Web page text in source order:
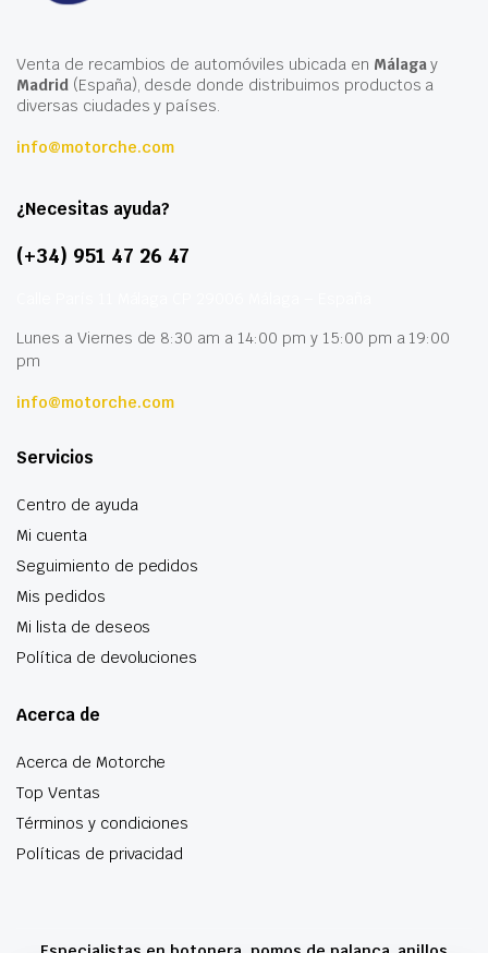
Venta de recambios de automóviles ubicada en Málagay
Madrid(España), desde donde distribuimos productos a
diversas ciudades y países.
info@motorche.com
¿Necesitas ayuda?
(+34) 951 47 26 47
Lunes a Viernes de 8:30 am a 14:00 pm y 15:00 pm a 19:00
pm
info@motorche.com
Servicios
Centro de ayuda
Mi cuenta
Seguimiento de pedidos
Mis pedidos
Mi lista de deseos
Política de devoluciones
Acerca de
Acerca de Motorche
Top Ventas
Términos y condiciones
Políticas de privacidad